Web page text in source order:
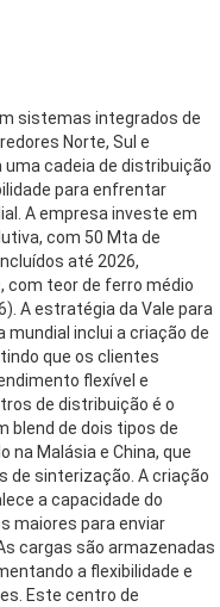
sistemas integrados de
Norte, Sul e
cadeia de distribuição
para enfrentar
A empresa investe em
com 50 Mta de
até 2026,
com teor de ferro médio
A estratégia da Vale para
inclui a criação de
que os clientes
flexível e
de distribuição é o
blend de dois tipos de
na Malásia e China, que
de sinterização. A criação
a capacidade do
maiores para enviar
cargas são armazenadas
a flexibilidade e
Este centro de